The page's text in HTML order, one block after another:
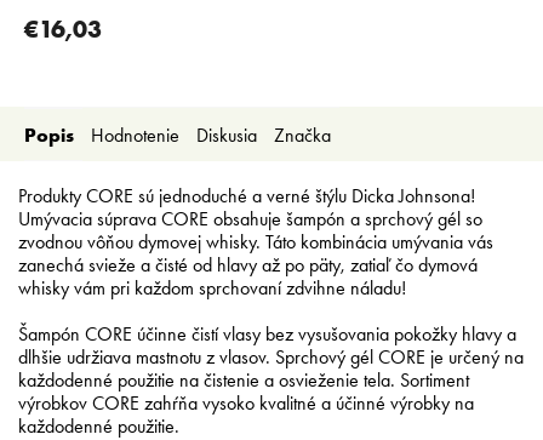
€16,03
Popis Hodnotenie Diskusia Značka
Produkty CORE sú jednoduché a verné štýlu Dicka Johnsona!
Umývacia súprava CORE obsahuje šampón a sprchový gél so
zvodnou vôňou dymovej whisky. Táto kombinácia umývania vás
zanechá svieže a čisté od hlavy až po päty, zatiaľ čo dymová
whisky vám pri každom sprchovaní zdvihne náladu!
Šampón CORE účinne čistí vlasy bez vysušovania pokožky hlavy a
dlhšie udržiava mastnotu z vlasov. Sprchový gél CORE je určený na
každodenné použitie na čistenie a osvieženie tela. Sortiment
výrobkov CORE zahŕňa vysoko kvalitné a účinné výrobky na
každodenné použitie.